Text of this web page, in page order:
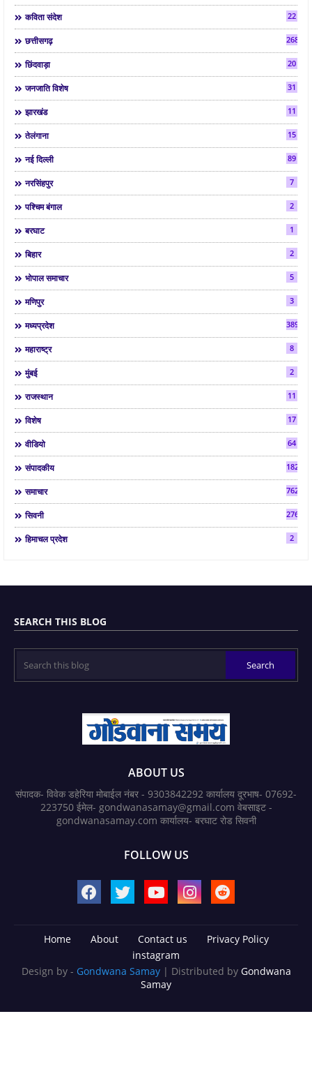
कविता संदेश 22
छत्तीसगढ़ 268
छिंदवाड़ा 20
जनजाति विशेष 31
झारखंड 11
तेलंगाना 15
नई दिल्ली 89
नरसिंहपुर 7
पश्चिम बंगाल 2
बरघाट 1
बिहार 2
भोपाल समाचार 5
मणिपुर 3
मध्यप्रदेश 3892
महाराष्ट्र 8
मुंबई 2
राजस्थान 11
विशेष 17
वीडियो 64
संपादकीय 182
समाचार 7624
सिवनी 2763
हिमाचल प्रदेश 2
SEARCH THIS BLOG
ABOUT US
संपादक- विवेक डहेरिया मोबाईल नंबर - 9303842292 कार्यालय दूरभाष- 07692-
223750 ईमेल- gondwanasamay@gmail.com वेबसाइट -
gondwanasamay.com कार्यालय- बरघाट रोड सिवनी
FOLLOW US
Home About Contact us
Privacy Policy
instagram
Design by - Gondwana Samay | Distributed by Gondwana
Samay